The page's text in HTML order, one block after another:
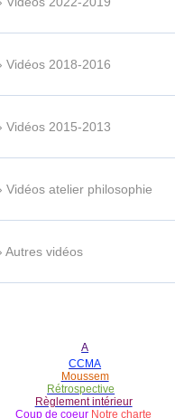
Vidéos 2018-2016
Vidéos 2015-2013
Vidéos atelier philosophie
Autres vidéos
A
CCMA
Moussem
Rétrospective
Règlement intérieur
Coup de coeur Notre charte